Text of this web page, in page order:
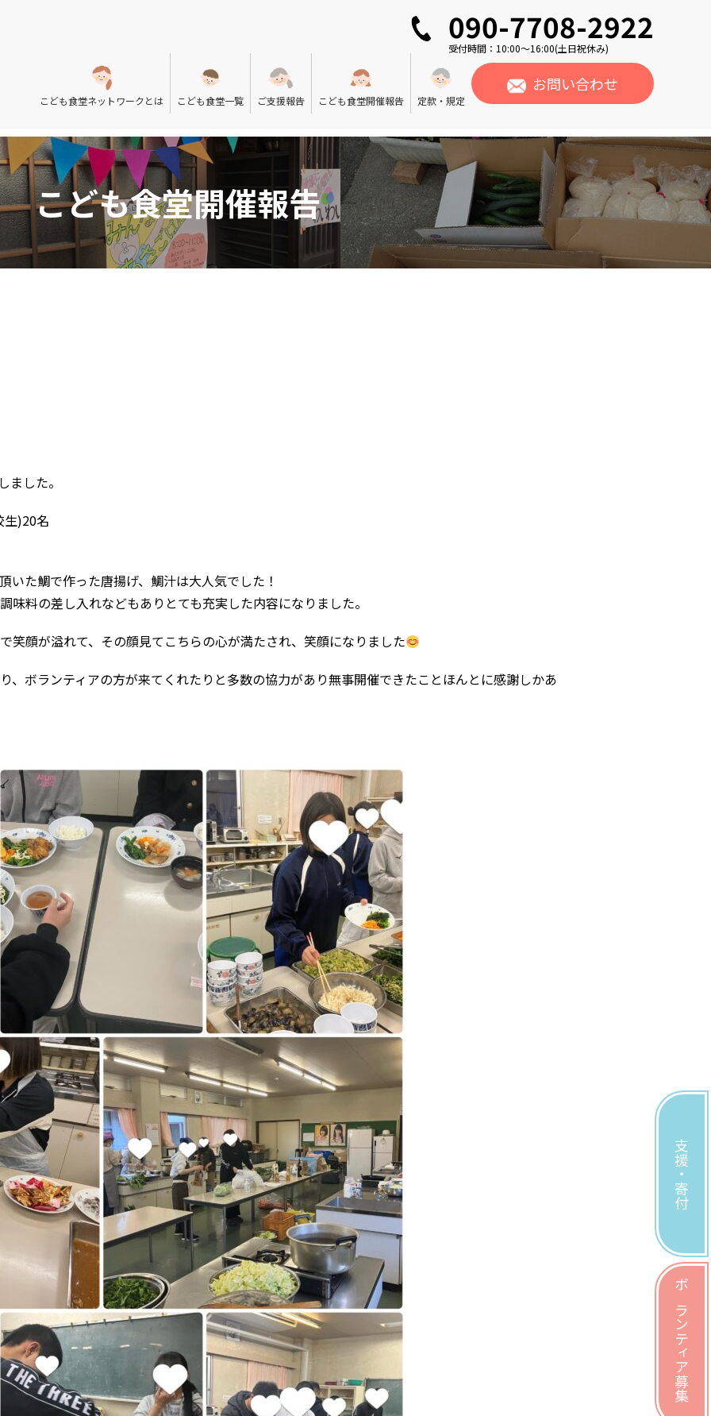
090-7708-2922
受付時間：10:00〜16:00(土日祝休み)
こども食堂ネットワークとは こども食堂一覧 ご支援報告 こども食堂開催報告 定款・規定
お問い合わせ
こども食堂開催報告
した。
生)20名
いた鯛で作った唐揚げ、鯛汁は大人気でした！
味料の差し入れなどもありとても充実した内容になりました。
笑顔が溢れて、その顔見てこちらの心が満たされ、笑顔になりました
、ボランティアの方が来てくれたりと多数の協力があり無事開催できたことほんとに感謝しかあ
支援・寄付
ボランティア募集